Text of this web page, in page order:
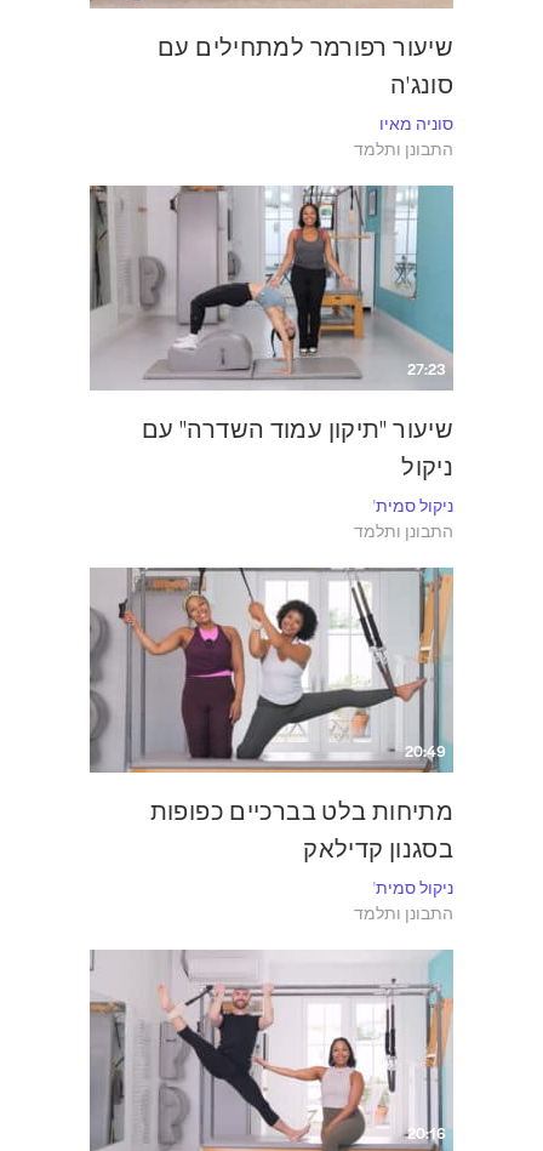
שיעור רפורמר למתחילים עם
סונג'ה
סוניה מאיו
התבונן ותלמד
27:23
שיעור "תיקון עמוד השדרה" עם
ניקול
ניקול סמית'
התבונן ותלמד
20:49
מתיחות בלט בברכיים כפופות
בסגנון קדילאק
ניקול סמית'
התבונן ותלמד
20:16